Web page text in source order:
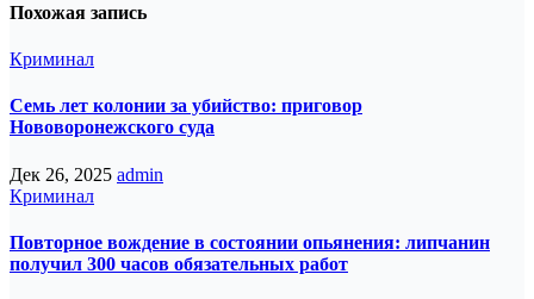
Похожая запись
Криминал
Семь лет колонии за убийство: приговор
Нововоронежского суда
Дек 26, 2025 admin
Криминал
Повторное вождение в состоянии опьянения: липчанин
получил 300 часов обязательных работ